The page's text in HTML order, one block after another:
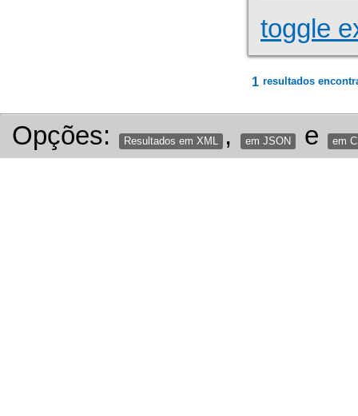
toggle
1 resultados
Opções: Resultados em XML , em JSON e em